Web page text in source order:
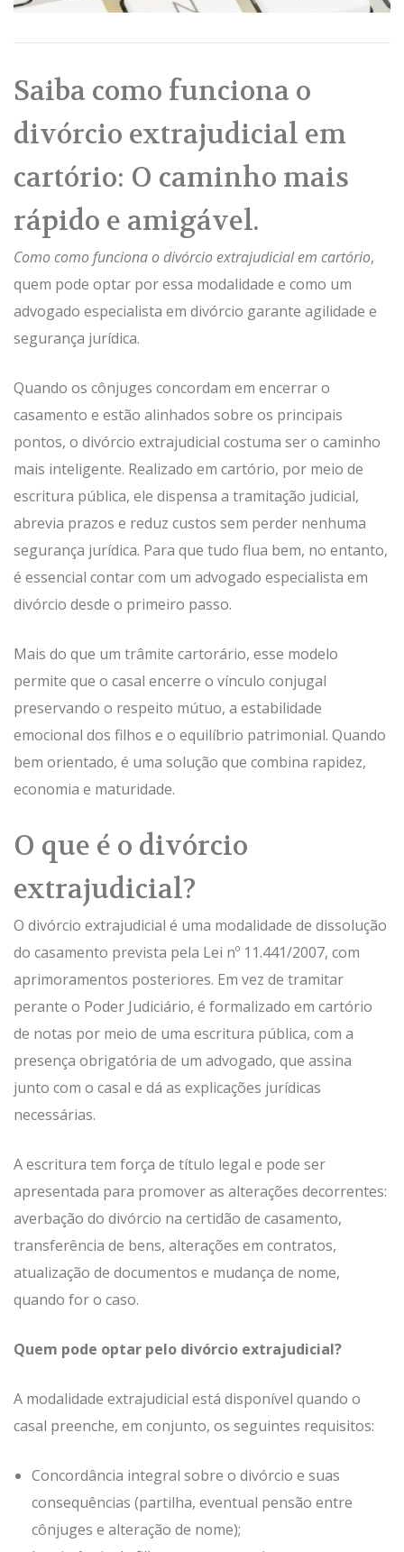
Saiba como funciona o
divórcio extrajudicial em
cartório: O caminho mais
rápido e amigável.
Como como funciona o divórcio extrajudicial em cartório,
quem pode optar por essa modalidade e como um
advogado especialista em divórcio garante agilidade e
segurança jurídica.
Quando os cônjuges concordam em encerrar o
casamento e estão alinhados sobre os principais
pontos, o divórcio extrajudicial costuma ser o caminho
mais inteligente. Realizado em cartório, por meio de
escritura pública, ele dispensa a tramitação judicial,
abrevia prazos e reduz custos sem perder nenhuma
segurança jurídica. Para que tudo flua bem, no entanto,
é essencial contar com um advogado especialista em
divórcio desde o primeiro passo.
Mais do que um trâmite cartorário, esse modelo
permite que o casal encerre o vínculo conjugal
preservando o respeito mútuo, a estabilidade
emocional dos filhos e o equilíbrio patrimonial. Quando
bem orientado, é uma solução que combina rapidez,
economia e maturidade.
O que é o divórcio
extrajudicial?
O divórcio extrajudicial é uma modalidade de dissolução
do casamento prevista pela Lei nº 11.441/2007, com
aprimoramentos posteriores. Em vez de tramitar
perante o Poder Judiciário, é formalizado em cartório
de notas por meio de uma escritura pública, com a
presença obrigatória de um advogado, que assina
junto com o casal e dá as explicações jurídicas
necessárias.
A escritura tem força de título legal e pode ser
apresentada para promover as alterações decorrentes:
averbação do divórcio na certidão de casamento,
transferência de bens, alterações em contratos,
atualização de documentos e mudança de nome,
quando for o caso.
Quem pode optar pelo divórcio extrajudicial?
A modalidade extrajudicial está disponível quando o
casal preenche, em conjunto, os seguintes requisitos:
Concordância integral sobre o divórcio e suas
consequências (partilha, eventual pensão entre
cônjuges e alteração de nome);